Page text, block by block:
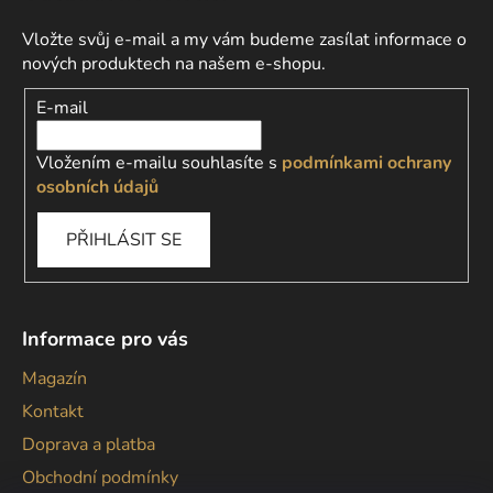
Vložte svůj e-mail a my vám budeme zasílat informace o
nových produktech na našem e-shopu.
E-mail
Vložením e-mailu souhlasíte s podmínkami ochrany
osobních údajů
PŘIHLÁSIT SE
Informace pro vás
Magazín
Kontakt
Doprava a platba
Obchodní podmínky